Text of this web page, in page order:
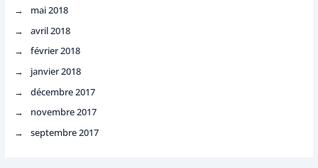
mai 2018
avril 2018
février 2018
janvier 2018
décembre 2017
novembre 2017
septembre 2017